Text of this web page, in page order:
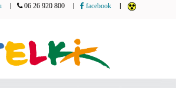
06 26 920 800 facebook